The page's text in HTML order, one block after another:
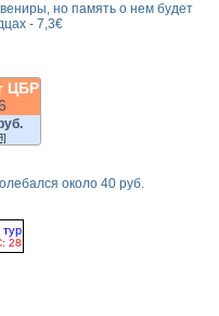
но память о нем будет
- 7,3€
ЦБР
около 40 руб.
тур
28